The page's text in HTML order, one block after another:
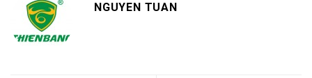
NGUYEN TUAN